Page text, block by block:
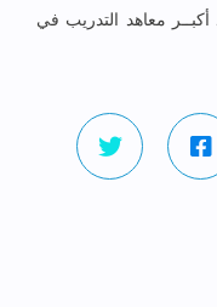
أكبــر معاهد التدريب في